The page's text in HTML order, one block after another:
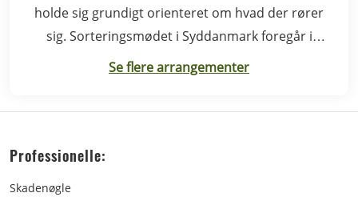
holde sig grundigt orienteret om hvad der rører
sig. Sorteringsmødet i Syddanmark foregår i
Rødding.
Se flere arrangementer
Professionelle:
Skadenøgle